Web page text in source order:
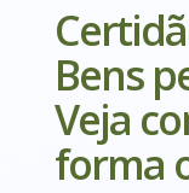
Bens
Veja
forma